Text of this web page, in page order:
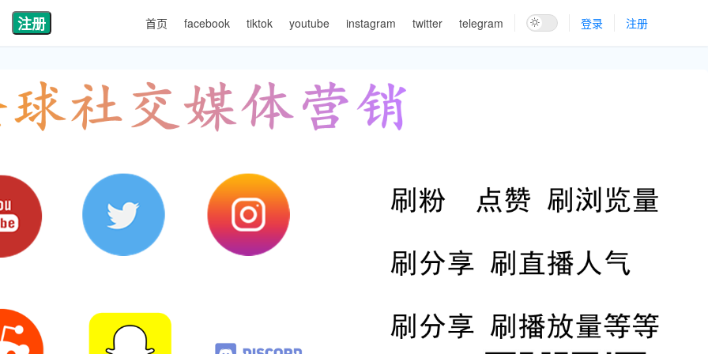
注册 首页 facebook tiktok youtube instagram twitter telegram 登录 注册